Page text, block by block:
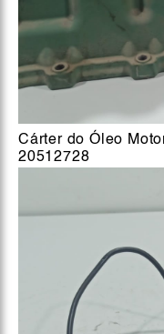
Cárter do Óleo
20512728